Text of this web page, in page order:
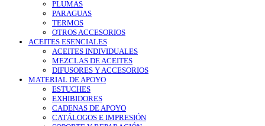
PLUMAS
PARAGUAS
TERMOS
OTROS ACCESORIOS
ACEITES ESENCIALES
ACEITES INDIVIDUALES
MEZCLAS DE ACEITES
DIFUSORES Y ACCESORIOS
MATERIAL DE APOYO
ESTUCHES
EXHIBIDORES
CADENAS DE APOYO
CATÁLOGOS E IMPRESIÓN